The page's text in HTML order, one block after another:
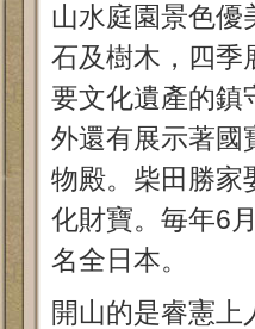
山水庭園景色優
石及樹木，四季
要文化遺產的鎮
外還有展示著國
物殿。柴田勝家
化財寶。毎年6
名全日本。
開山的是睿憲